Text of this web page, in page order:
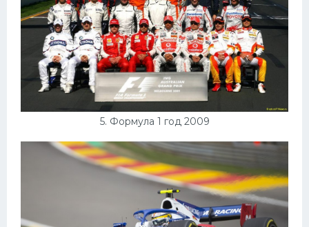
5. Формула 1 год 2009